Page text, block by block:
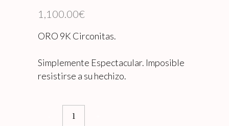
1,100.00€
ORO 9K Circonitas.
Simplemente Espectacular. Imposible
resistirse a su hechizo.
PENDIENTES